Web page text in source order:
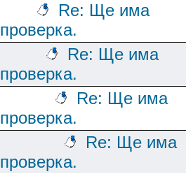
Re: Ще има
проверка.
Re: Ще има
проверка.
Re: Ще има
проверка.
Re: Ще има
проверка.